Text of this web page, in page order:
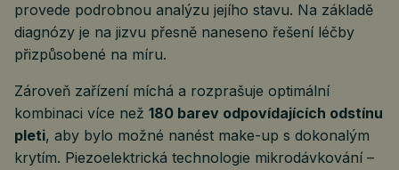
provede podrobnou analýzu jejího stavu. Na základě
diagnózy je na jizvu přesně naneseno řešení léčby
přizpůsobené na míru.
Zároveň zařízení míchá a rozprašuje optimální
kombinaci více než 180 barev odpovídajících odstínu
pleti, aby bylo možné nanést make-up s dokonalým
krytím. Piezoelektrická technologie mikrodávkování –